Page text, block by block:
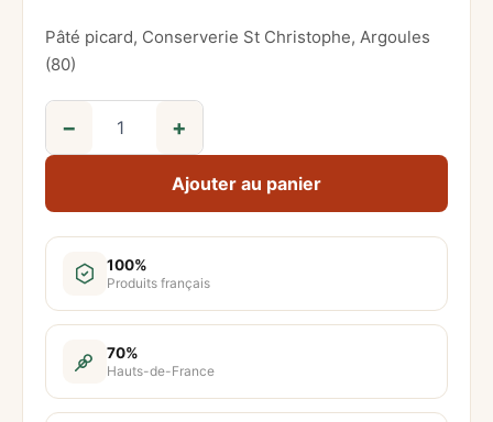
Pâté picard, Conserverie St Christophe, Argoules
(80)
u
a
− +
Ajouter au panier
100%
Produits français
70%
Hauts-de-France